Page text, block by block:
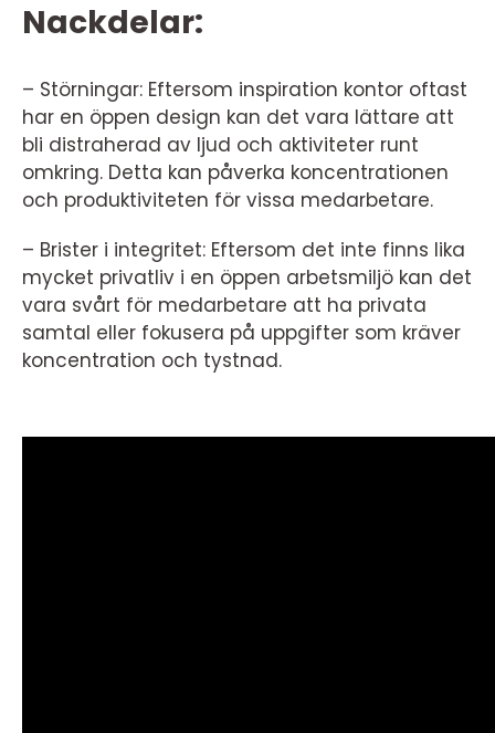
Nackdelar:
– Störningar: Eftersom inspiration kontor oftast
har en öppen design kan det vara lättare att
bli distraherad av ljud och aktiviteter runt
omkring. Detta kan påverka koncentrationen
och produktiviteten för vissa medarbetare.
– Brister i integritet: Eftersom det inte finns lika
mycket privatliv i en öppen arbetsmiljö kan det
vara svårt för medarbetare att ha privata
samtal eller fokusera på uppgifter som kräver
koncentration och tystnad.